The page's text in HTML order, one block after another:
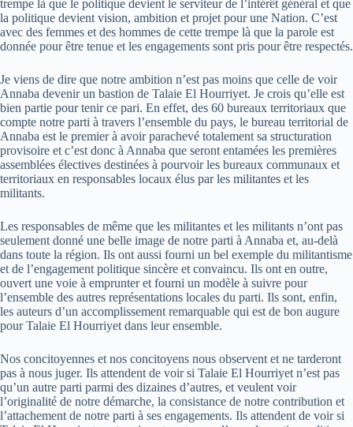
trempe là que le politique devient le serviteur de l’intérêt général et que
la politique devient vision, ambition et projet pour une Nation. C’est
avec des femmes et des hommes de cette trempe là que la parole est
donnée pour être tenue et les engagements sont pris pour être respectés.
Je viens de dire que notre ambition n’est pas moins que celle de voir
Annaba devenir un bastion de Talaie El Hourriyet. Je crois qu’elle est
bien partie pour tenir ce pari. En effet, des 60 bureaux territoriaux que
compte notre parti à travers l’ensemble du pays, le bureau territorial de
Annaba est le premier à avoir parachevé totalement sa structuration
provisoire et c’est donc à Annaba que seront entamées les premières
assemblées électives destinées à pourvoir les bureaux communaux et
territoriaux en responsables locaux élus par les militantes et les
militants.
Les responsables de même que les militantes et les militants n’ont pas
seulement donné une belle image de notre parti à Annaba et, au-delà
dans toute la région. Ils ont aussi fourni un bel exemple du militantisme
et de l’engagement politique sincère et convaincu. Ils ont en outre,
ouvert une voie à emprunter et fourni un modèle à suivre pour
l’ensemble des autres représentations locales du parti. Ils sont, enfin,
les auteurs d’un accomplissement remarquable qui est de bon augure
pour Talaie El Hourriyet dans leur ensemble.
Nos concitoyennes et nos concitoyens nous observent et ne tarderont
pas à nous juger. Ils attendent de voir si Talaie El Hourriyet n’est pas
qu’un autre parti parmi des dizaines d’autres, et veulent voir
l’originalité de notre démarche, la consistance de notre contribution et
l’attachement de notre parti à ses engagements. Ils attendent de voir si